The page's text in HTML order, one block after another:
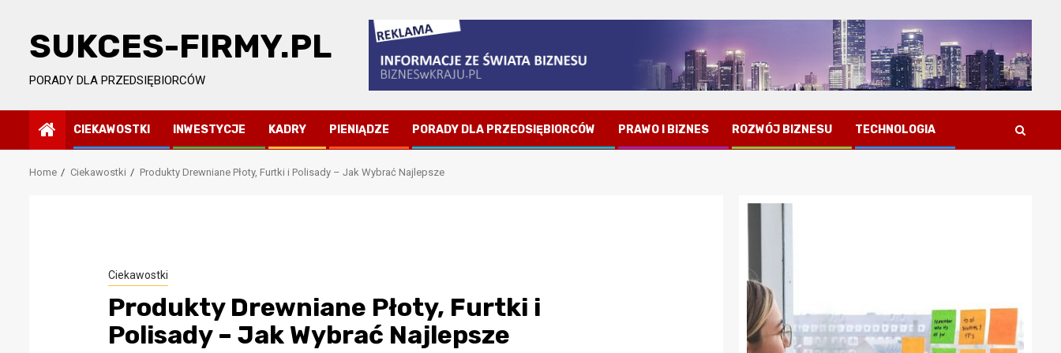
contentSUKCES-FIRMY.PL
PORADY DLA PRZEDSIĘBIORCÓW
CIEKAWOSTKI INWESTYCJE KADRY PIENIĄDZE PORADY DLA PRZEDSIĘBIORCÓW PRAWO I BIZNES ROZWÓJ BIZNESU TECHNOLOGIA
Home Ciekawostki Produkty Drewniane Płoty, Furtki i Polisady – Jak Wybrać Najlepsze
Ciekawostki
Produkty Drewniane Płoty, Furtki i
Polisady – Jak Wybrać Najlepsze
Porady dla przedsiębiorców